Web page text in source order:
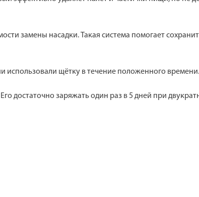
замены насадки. Такая система помогает
использовали щётку в течение положенного времени.
достаточно заряжать один раз в 5 дней при